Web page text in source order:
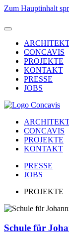
Zum Hauptinhalt
CONCAVIS
PROJEKTE
KONTAKT
PRESSE
JOBS
CONCAVIS
PROJEKTE
KONTAKT
PRESSE
JOBS
PROJEKTE
Schule für